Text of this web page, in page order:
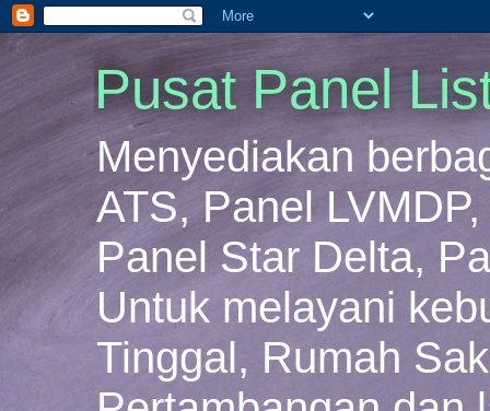
Pusat Panel
Menyediakan
ATS, Panel
Panel Star Delta,
Untuk melayani
Tinggal, Rumah